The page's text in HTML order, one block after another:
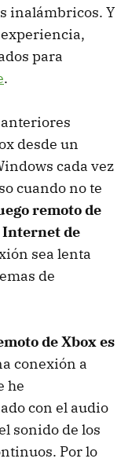
inalámbricos. Y
para
.
anteriores
desde un
cada vez
cuando no te
remoto de
Internet de
sea lenta
de
de Xbox es
conexión a
he
con el audio
sonido de los
Por lo